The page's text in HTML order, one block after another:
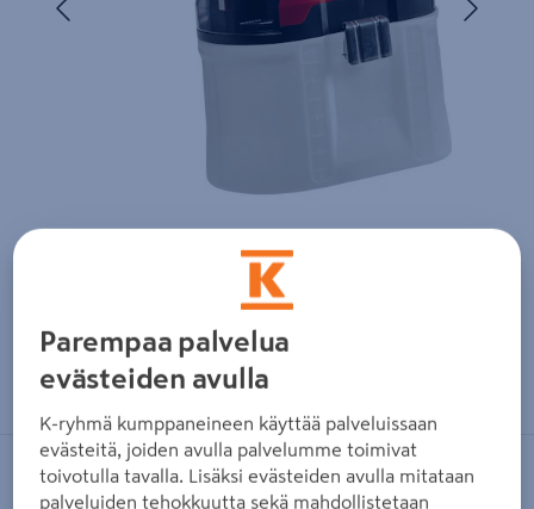
Zoomaa kuvaa sormilla kosketusnäytöllä
EINHELL
Parempaa palvelua
evästeiden avulla
K-ryhmä kumppaneineen käyttää palveluissaan
evästeitä, joiden avulla palvelumme toimivat
toivotulla tavalla. Lisäksi evästeiden avulla mitataan
palveluiden tehokkuutta sekä mahdollistetaan